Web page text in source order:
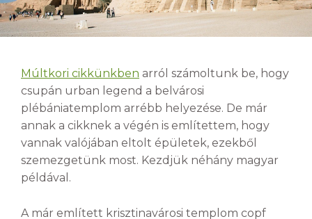
Múltkori cikkünkben arról számoltunk be, hogy
csupán urban legend a belvárosi
plébániatemplom arrébb helyezése. De már
annak a cikknek a végén is említettem, hogy
vannak valójában eltolt épületek, ezekből
szemezgetünk most. Kezdjük néhány magyar
példával.
A már említett krisztinavárosi templom copf